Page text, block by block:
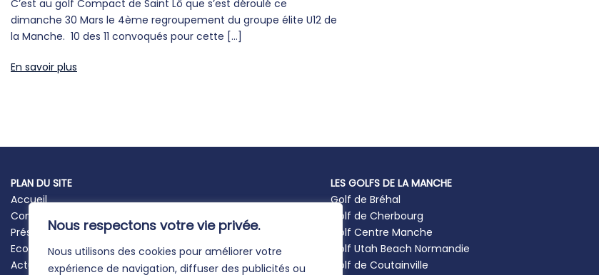
Nous respectons votre vie privée.
Nous utilisons des cookies pour améliorer votre
expérience de navigation, diffuser des publicités ou
C’est au golf Compact de Saint Lô que s’est déroulé ce
dimanche 30 Mars le 4ème regroupement du groupe élite U12 de
la Manche. 10 des 11 convoqués pour cette […]
En savoir plus
PLAN DU SITE
Accueil
Comité
Présentation des golfs
Ecoles de golf
Actualités
LES GOLFS DE LA MANCHE
Golf de Bréhal
Golf de Cherbourg
Golf Centre Manche
Golf Utah Beach Normandie
Golf de Coutainville